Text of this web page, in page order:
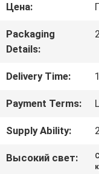
МЫ
НОВОСТИ
СПРОСИТЕ
ЦИТАТУ
Цена:
Packaging
Details:
Delivery Time:
Payment Terms:
Supply Ability:
Высокий свет: